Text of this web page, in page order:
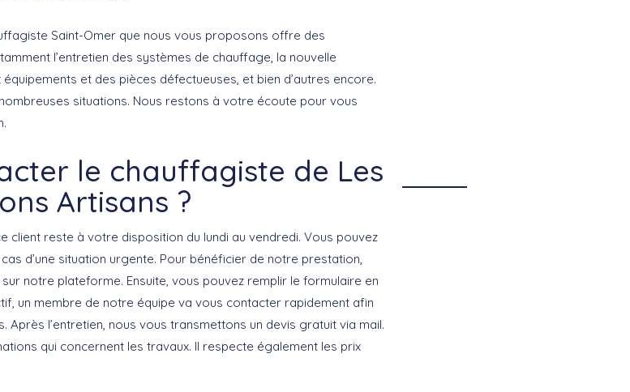
Saint-Omer que nous vous proposons offre des
l’entretien des systèmes de chauffage, la nouvelle
et des pièces défectueuses, et bien d’autres encore.
situations. Nous restons à votre écoute pour vous
le chauffagiste de Les
Artisans ?
client reste à votre disposition du lundi au vendredi. Vous pouvez
d’une situation urgente. Pour bénéficier de notre prestation,
notre plateforme. Ensuite, vous pouvez remplir le formulaire en
un membre de notre équipe va vous contacter rapidement afin
Après l’entretien, nous vous transmettons un devis gratuit via mail.
qui concernent les travaux. Il respecte également les prix